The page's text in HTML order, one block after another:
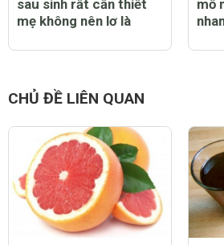
sau sinh rất cần thiết
mẹ không nên lơ là
mổ
CHỦ ĐỀ LIÊN QUAN